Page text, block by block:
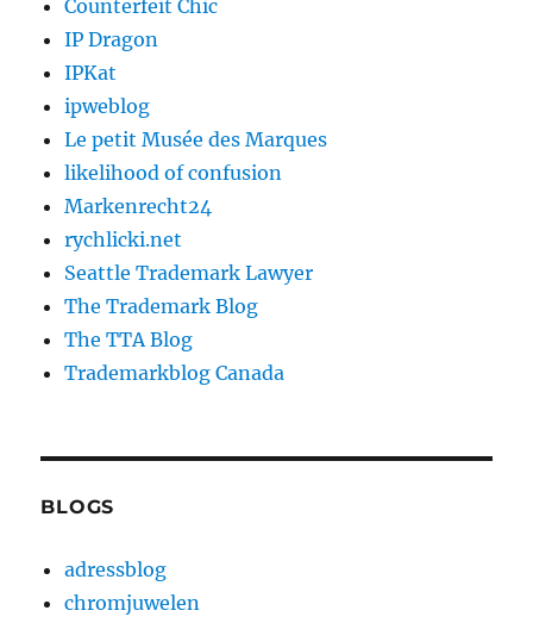
Counterfeit Chic
IP Dragon
IPKat
ipweblog
Le petit Musée des Marques
likelihood of confusion
Markenrecht24
rychlicki.net
Seattle Trademark Lawyer
The Trademark Blog
The TTA Blog
Trademarkblog Canada
BLOGS
adressblog
chromjuwelen